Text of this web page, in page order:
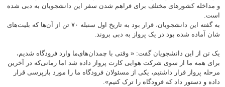
و مداخله کشورهای مختلف برای فراهم شدن سفر این دانشجویان به دبی شده
است.
به گفته این دانشجویان، قرار بود به تاریخ اول سنبله ۷۰ تن از آن‌ها که بلیت‌های
شان آماده شده بود در یک پرواز به دبی بروند.
یک‌ تن از این دانشجویان گفت: « وقتی با چمدان‌های‌ما وارد فرودگاه شدیم،
برای همه ما از سوی شرکت هوایی کارت پرواز داده شد اما زمانی‌که در آخرین
مرحله پرواز قرار داشتیم، یکی از مسئولان فرودگاه ما را مورد بازپرسی قرار
داده و دستور داد که فرودگاه را ترک کنیم».